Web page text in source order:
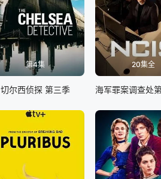
第4集
切尔西侦探 第三季
20集全